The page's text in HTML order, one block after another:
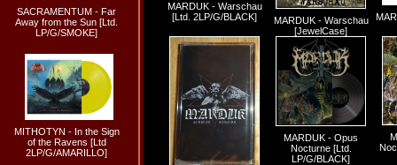
SACRAMENTUM - Far
Away from the Sun [Ltd.
LP/G/SMOKE]
MITHOTYN - In the Sign
of the Ravens [Ltd
2LP/G/AMARILLO]
MARDUK - Warschau
[Ltd. 2LP/G/BLACK]
MARDUK - Warschau
[JewelCase]
MARDUK - Opus
Nocturne [Ltd.
LP/G/BLACK]